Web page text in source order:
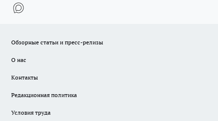
Обзорные статьи и пресс-релизы
О нас
Контакты
Редакционная политика
Условия труда